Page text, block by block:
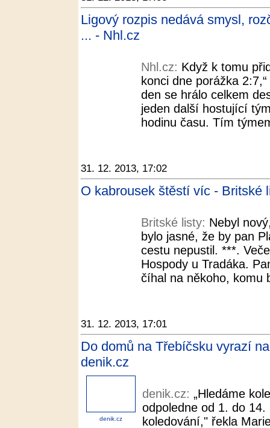
Ligový rozpis nedává smysl,
... - Nhl.cz
Nhl.cz: Když k tomu
konci dne porážka
den se hrálo celkem
jeden další hostující
hodinu času. Tím
31. 12. 2013, 17:02
O kabrousek štěstí víc - Britské
Britské listy: Nebyl
bylo jasné, že by pan
cestu nepustil. ***.
Hospody u Tradáka.
číhal na někoho, komu
31. 12. 2013, 17:01
Do domů na Třebíčsku vyrazí
denik.cz
denik.cz
denik.cz: „Hledáme
odpoledne od 1. do
koledování," řekla